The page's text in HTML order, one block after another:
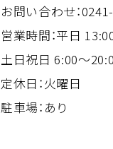
お問い合わせ：
営業時間：平日
土日祝日 6:00～
定休日：火曜日
駐車場：あり